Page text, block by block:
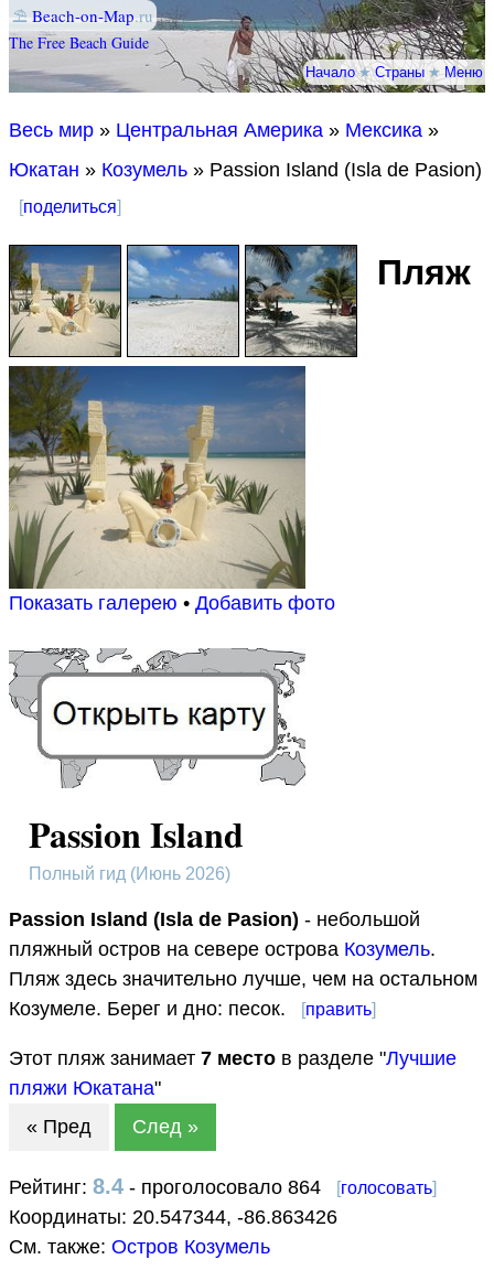
⛱ Beach-on-Map.ru
The Free Beach Guide
Начало★Страны★Меню
Весь мир » Центральная Америка » Мексика »
Юкатан » Козумель » Passion Island (Isla de Pasion)
[поделиться]
Показать галерею • Добавить фото
Пляж
Passion Island
Полный гид (Июнь 2026)
Passion Island (Isla de Pasion) - небольшой
пляжный остров на севере острова Козумель.
Пляж здесь значительно лучше, чем на остальном
Козумеле. Берег и дно: песок.
[править]
Этот пляж занимает 7 место в разделе "Лучшие
пляжи Юкатана"
« Пред
След »
Рейтинг: 8.4 - проголосовало 864 [голосовать]
Координаты: 20.547344, -86.863426
См. также: Остров Козумель